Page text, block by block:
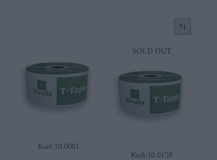
Κωδ:10.0001
SOLD OUT
Κωδ:10.0158